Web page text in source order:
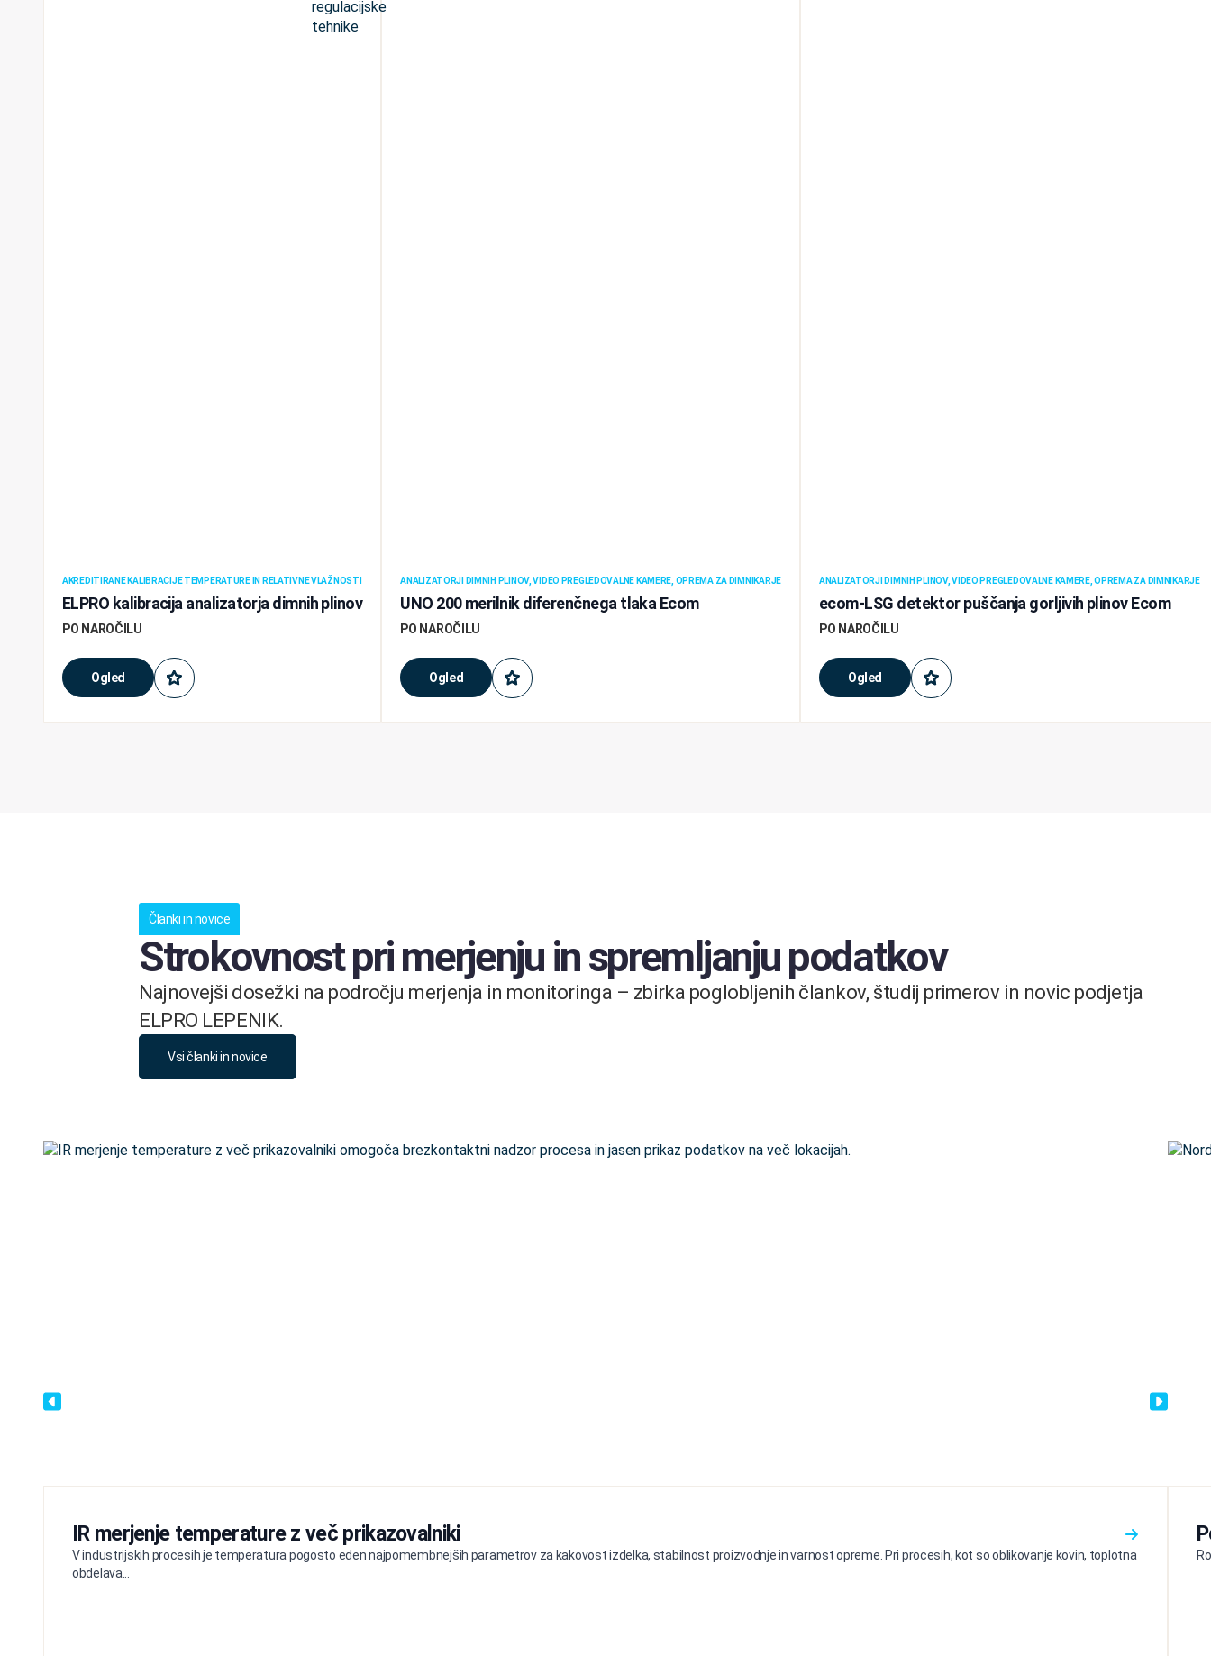
AKREDITIRANE KALIBRACIJE TEMPERATURE IN RELATIVNE VLAŽNOSTI
ELPRO kalibracija analizatorja dimnih plinov
Ogled
PO NAROČILU
ANALIZATORJI DIMNIH PLINOV, VIDEO PREGLEDOVALNE KAMERE, OPREMA ZA DIMNIKARJE
UNO 200 merilnik diferenčnega tlaka Ecom
Ogled
PO NAROČILU
ANALIZATORJI DIMNIH PLINOV, VIDEO PREGLEDOVALNE KAMERE, OPREMA ZA DIMNIKARJE
ecom-LSG detektor puščanja gorljivih plinov Ecom
Ogled
PO NAROČILU
Članki in novice
Strokovnost pri merjenju in spremljanju podatkov
Najnovejši dosežki na področju merjenja in monitoringa – zbirka poglobljenih člankov, študij primerov in novic podjetja
ELPRO LEPENIK.
Vsi članki in novice
IR merjenje temperature z več prikazovalniki
V industrijskih procesih je temperatura pogosto eden najpomembnejših parametrov za kakovost izdelka, stabilnost proizvodnje in varnost opreme. Pri procesih, kot so oblikovanje kovin, toplotna
obdelava...